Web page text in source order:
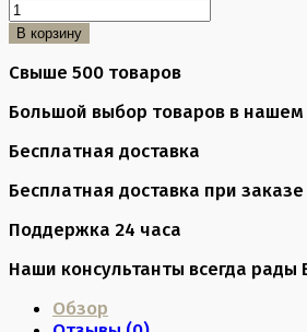
В корзину
Свыше 500 товаров
Большой выбор товаров в нашем
Бесплатная доставка
Бесплатная доставка при
Поддержка 24 часа
Наши консультанты всегда рады
Обзор